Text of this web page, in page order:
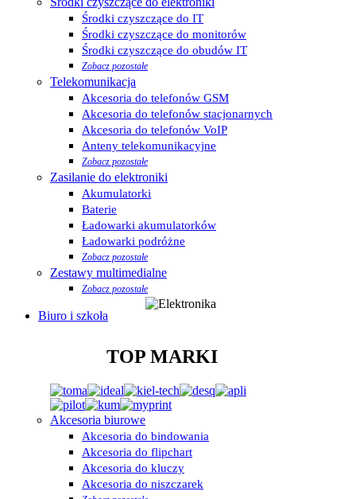
Środki czyszczące do IT
Środki czyszczące do monitorów
Środki czyszczące do obudów IT
Zobacz pozostałe
Telekomunikacja
Akcesoria do telefonów GSM
Akcesoria do telefonów stacjonarnych
Akcesoria do telefonów VoIP
Anteny telekomunikacyjne
Zobacz pozostałe
Zasilanie do elektroniki
Akumulatorki
Baterie
Ładowarki akumulatorków
Ładowarki podróżne
Zobacz pozostałe
Zestawy multimedialne
Zobacz pozostałe
Biuro i szkoła
TOP MARKI
Akcesoria biurowe
Akcesoria do bindowania
Akcesoria do flipchart
Akcesoria do kluczy
Akcesoria do niszczarek